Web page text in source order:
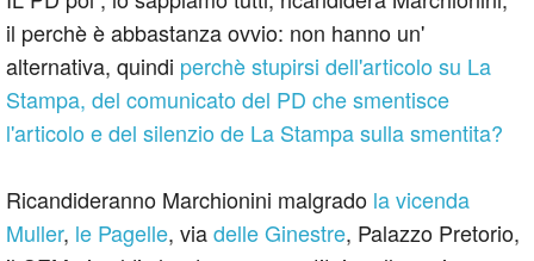
il perchè è abbastanza ovvio: non hanno un'
alternativa, quindi perchè stupirsi dell'articolo su La
Stampa, del comunicato del PD che smentisce
l'articolo e del silenzio de La Stampa sulla smentita?
Ricandideranno Marchionini malgrado la vicenda
Muller, le Pagelle, viadelle Ginestre, Palazzo Pretorio,